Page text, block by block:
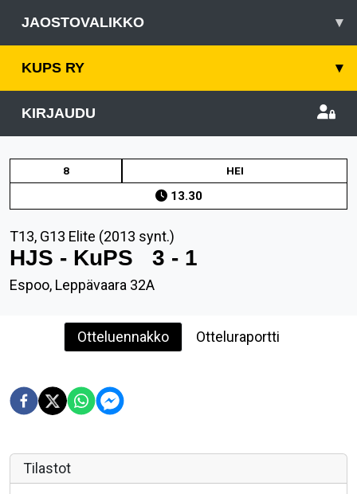
JAOSTOVALIKKO ▾
KUPS RY ▾
KIRJAUDU
8 HEI
13.30
T13, G13 Elite (2013 synt.)
HJS - KuPS 3 - 1
Espoo, Leppävaara 32A
Otteluennakko Otteluraportti
Tilastot